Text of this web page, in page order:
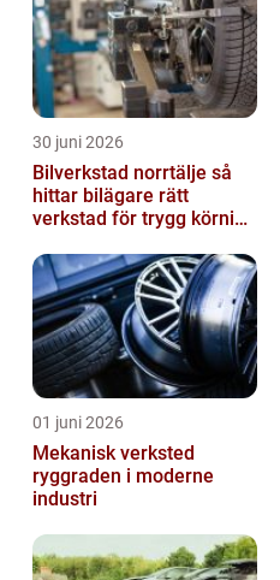
30 juni 2026
Bilverkstad norrtälje så
hittar bilägare rätt
verkstad för trygg körning
01 juni 2026
Mekanisk verksted
ryggraden i moderne
industri